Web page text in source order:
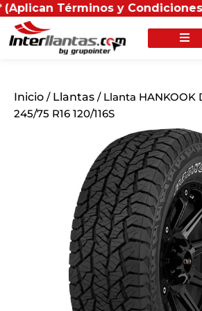
Términos y Condiciones) -
Inicio / Llantas / Llanta HANKOOK
245/75 R16 120/116S